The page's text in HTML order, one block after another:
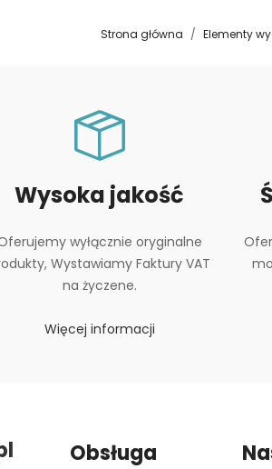
Strona główna Elementy
Wysoka jakość
wyłącznie oryginalne
Wystawiamy Faktury VAT
na życzene.
Więcej informacji
Obsługa